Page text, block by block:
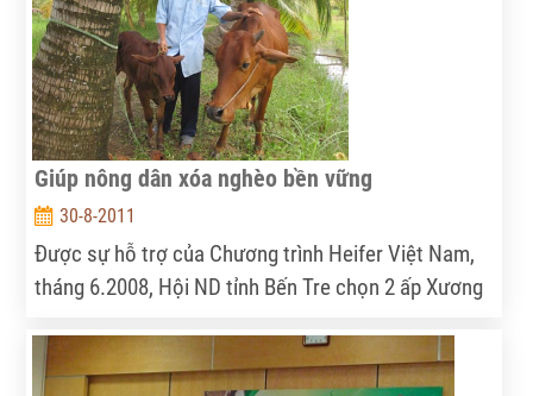
Giúp nông dân xóa nghèo bền vững
30-8-2011
Được sự hỗ trợ của Chương trình Heifer Việt Nam,
tháng 6.2008, Hội ND tỉnh Bến Tre chọn 2 ấp Xương
thực hiện chương trình hỗ trợ con giống, vốn.